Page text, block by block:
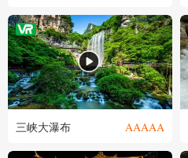
三峡大瀑布 AAAAA